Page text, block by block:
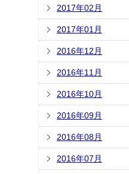
2017年02月
2017年01月
2016年12月
2016年11月
2016年10月
2016年09月
2016年08月
2016年07月